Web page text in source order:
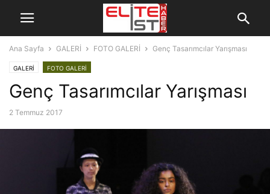
Ana Sayfa GALERİ FOTO GALERİ Genç Tasarımcılar Yarışması
GALERİ FOTO GALERİ
Genç Tasarımcılar Yarışması
2 Temmuz 2017